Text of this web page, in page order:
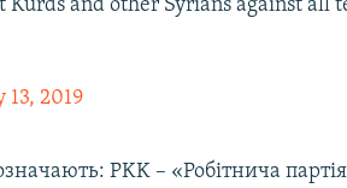
and other Syrians against all
13, 2019
PKK – «Робітнича